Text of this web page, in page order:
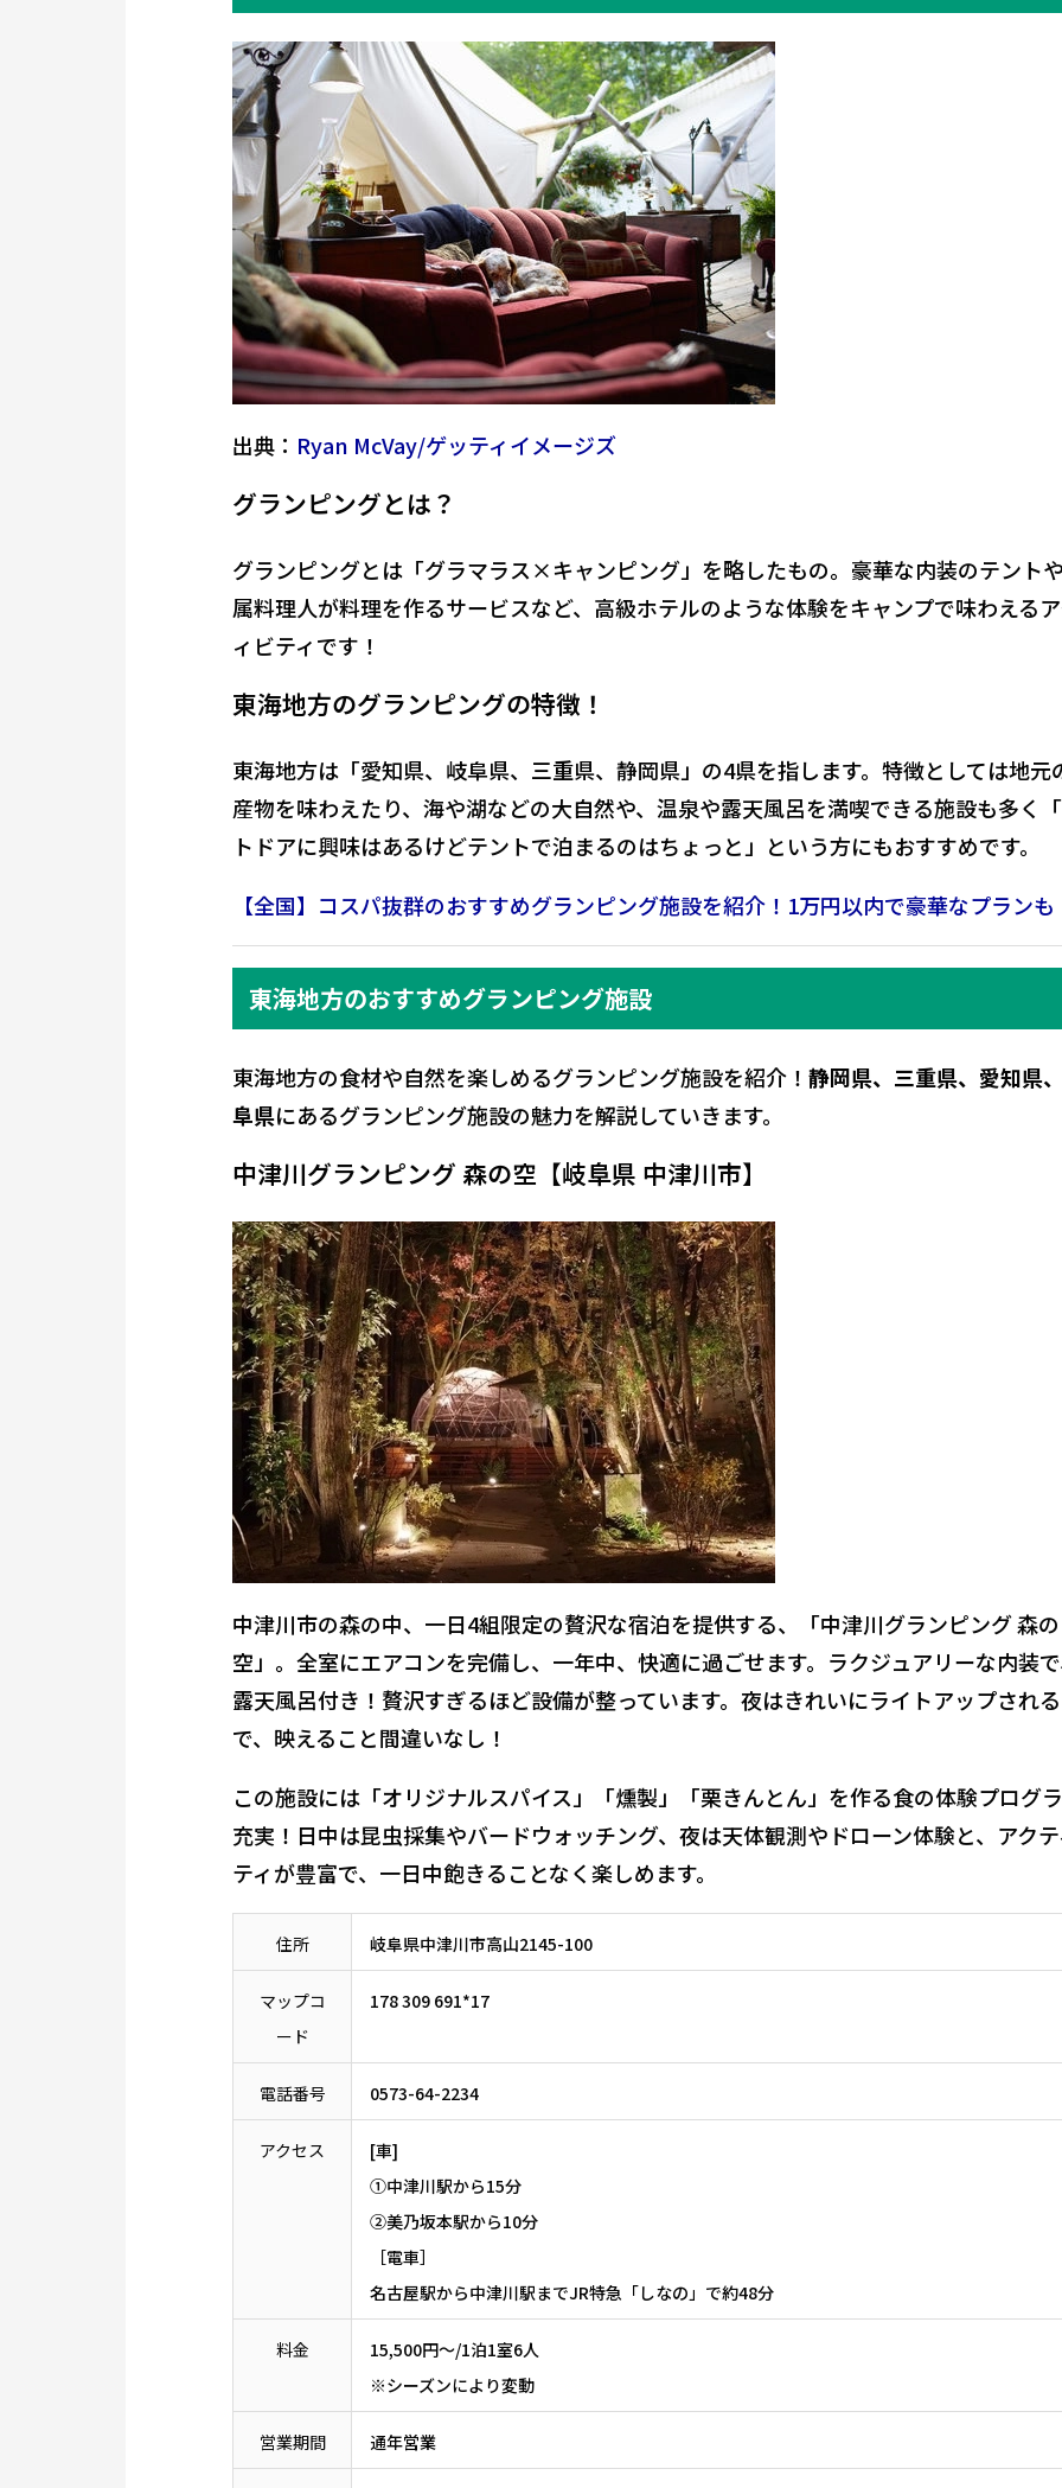
出典： Ryan McVay/ゲッティイメージズ
グランピングとは？
グランピングとは「グラマラス×キャンピング」を略したもの。豪華な内装のテント
属料理人が料理を作るサービスなど、 高級ホテルのような体験をキャンプで味わえる
ィビティです！
東海地方のグランピングの特徴！
東海地方は「愛知県、岐阜県、三重県、静岡県」の4県を指します。特徴としては地元
産物を味わえたり、海や湖などの大自然や、温泉や露天風呂を満喫できる施設も多く
トドアに興味はあるけどテントで泊まるのはちょっと」という方にもおすすめです。
【全国】コスパ抜群のおすすめグランピング施設を紹介！1万円以内で豪華なプランも
東海地方のおすすめグランピング施設
東海地方の食材や自然を楽しめるグランピング施設を紹介！ 静岡県、三重県、愛知県
阜県にあるグランピング施設の魅力を解説していきます。
中津川グランピング 森の空【岐阜県 中津川市】
中津川市の森の中、一日4組限定の贅沢な宿泊を提供する、「中津川グランピング 森の
空」。 全室にエアコンを完備し、一年中、快適に過ごせます。 ラクジュアリーな内装
露天風呂付き！贅沢すぎるほど設備が整っています。夜はきれいにライトアップされ
で、映えること間違いなし！
この施設には 「オリジナルスパイス」「燻製」「栗きんとん」を作る食の体験プログ
充実！ 日中は昆虫採集やバードウォッチング、夜は天体観測やドローン体験と、アク
ティが豊富で、一日中飽きることなく楽しめます。
住所 岐阜県中津川市高山2145-100
マップコ
ード
178 309 691*17
電話番号 0573-64-2234
アクセス
[車]
①中津川駅から15分
②美乃坂本駅から10分
［電車］
名古屋駅から中津川駅までJR特急「しなの」で約48分
料金
15,500円～/1泊1室6人
※シーズンにより変動
営業期間 通年営業